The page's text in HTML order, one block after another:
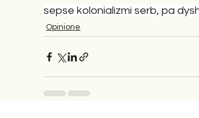
sepse kolonializmi serb, pa
Opinione